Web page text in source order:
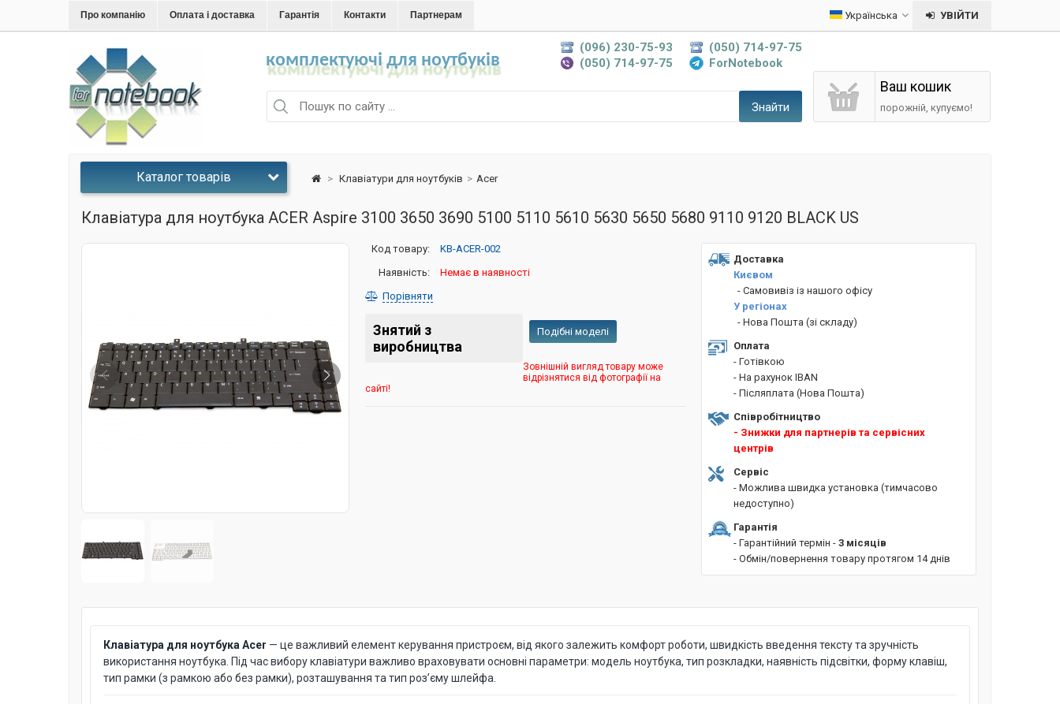
Про компанію Оплата і доставка Гарантія Контакти Партнерам Українська УВІЙТИ
Каталог товарів
Знайти
Ваш кошик
порожній, купуємо!
(096) 230-75-93
(050) 714-97-75
(050) 714-97-75
ForNotebook
комплектуючі для ноутбуків
> Клавіатури для ноутбуків > Acer
Клавіатура для ноутбука ACER Aspire 3100 3650 3690 5100 5110 5610 5630 5650 5680 9110 9120 BLACK US
Код товару:
KB-ACER-002
Наявність:
Немає в наявності
Порівняти
Знятий з
виробництва
Подібні моделі
Зовнішній вигляд товару може
відрізнятися від фотографії на
сайті!
Доставка
Києвом
- Cамовивіз із нашого офісу
У регіонах
- Нова Пошта (зі складу)
Оплата
- Готівкою
- На рахунок IBAN
- Післяплата (Нова Пошта)
Співробітництво
- Знижки для партнерів та сервісних
центрів
Сервіс
- Можлива швидка установка (тимчасово
недоступно)
Гарантія
- Гарантійний термін -3 місяців
- Обмін/повернення товару протягом 14 днів
Клавіатура для ноутбука Acer — це важливий елемент керування пристроєм, від якого залежить комфорт роботи, швидкість введення тексту та зручність
використання ноутбука. Під час вибору клавіатури важливо враховувати основні параметри: модель ноутбука, тип розкладки, наявність підсвітки, форму клавіш,
тип рамки (з рамкою або без рамки), розташування та тип роз’єму шлейфа.